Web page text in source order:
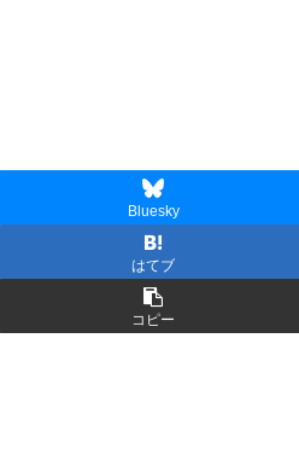
Bluesky
はてブ
コピー